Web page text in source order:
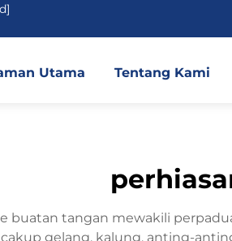
Utama Tentang Kami
buatan tangan mewakili
gelang, kalung, anting-